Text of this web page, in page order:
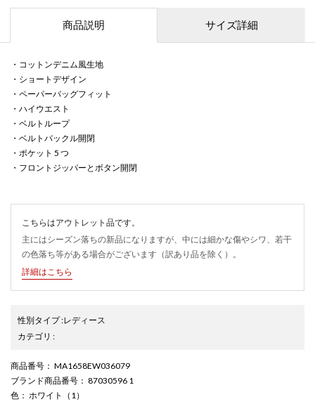
商品説明 サイズ詳細
・コットンデニム風生地
・ショートデザイン
・ペーパーバッグフィット
・ハイウエスト
・ベルトループ
・ベルトバックル開閉
・ポケット 5 つ
・フロントジッパーとボタン開閉
こちらはアウトレット品です。
主にはシーズン落ちの新品になりますが、中には細かな傷やシワ、若干
の色落ち等がある場合がございます（訳あり品を除く）。
詳細はこちら
性別タイプ:レディース
カテゴリ :
商品番号 ： MA1658EW036079
ブランド商品番号 ： 87030596 1
色 ： ホワイト（1）